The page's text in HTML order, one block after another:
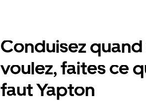
Conduisez
voulez, faites ce
faut Yapton